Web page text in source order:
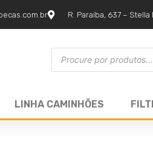
R. Paraíba, 637 – Stella
LINHA CAMINHÕES